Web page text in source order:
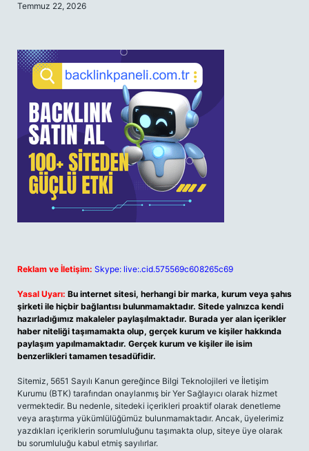
Temmuz 22, 2026
Reklam ve İletişim: Skype: live:.cid.575569c608265c69
Yasal Uyarı: Bu internet sitesi, herhangi bir marka, kurum veya şahıs
şirketi ile hiçbir bağlantısı bulunmamaktadır. Sitede yalnızca kendi
hazırladığımız makaleler paylaşılmaktadır. Burada yer alan içerikler
haber niteliği taşımamakta olup, gerçek kurum ve kişiler hakkında
paylaşım yapılmamaktadır. Gerçek kurum ve kişiler ile isim
benzerlikleri tamamen tesadüfidir.
Sitemiz, 5651 Sayılı Kanun gereğince Bilgi Teknolojileri ve İletişim
Kurumu (BTK) tarafından onaylanmış bir Yer Sağlayıcı olarak hizmet
vermektedir. Bu nedenle, sitedeki içerikleri proaktif olarak denetleme
veya araştırma yükümlülüğümüz bulunmamaktadır. Ancak, üyelerimiz
yazdıkları içeriklerin sorumluluğunu taşımakta olup, siteye üye olarak
bu sorumluluğu kabul etmiş sayılırlar.